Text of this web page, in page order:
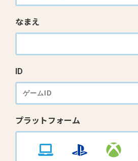
なまえ
ID
プラットフォーム